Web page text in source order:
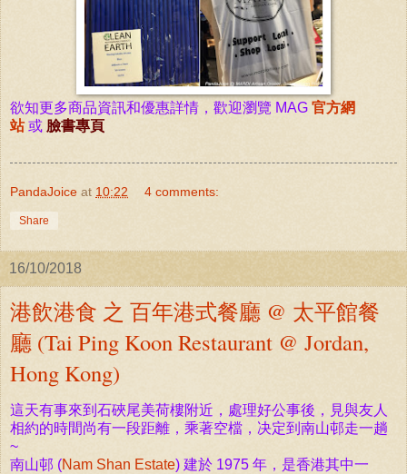
欲知更多商品資訊和優惠詳情，歡迎瀏覽 MAG 官方網
站 或 臉書專頁
PandaJoice at 10:22 4 comments:
Share
16/10/2018
港飲港食 之 百年港式餐廳 @ 太平館餐
廳 (Tai Ping Koon Restaurant @ Jordan,
Hong Kong)
這天有事來到 石硤尾美荷樓附近，處理好公事後，見與友人
相約的時間尚有一段距離，乘著空檔，决定到南山邨走一趟
~
南山邨 (Nam Shan Estate) 建於 1975 年，是香港其中一